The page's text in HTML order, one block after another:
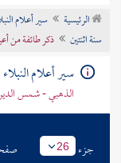
تراجم الأعلام
الرئيسية سير أعلام
سنة اثنتين
ذكر طائفة من
سير أعلام النبلاء
الذهبي - شمس
جزء 26